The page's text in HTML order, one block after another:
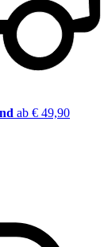
ab € 49,90